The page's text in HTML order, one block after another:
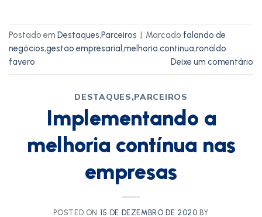
Postado em Destaques,Parceiros | Marcado falando de
negócios,gestao empresarial ,melhoria continua,ronaldo
favero
Deixe um comentário
DESTAQUES,PARCEIROS
Implementando a
melhoria contínua nas
empresas
POSTED ON 15 DE DEZEMBRO DE 2020 BY